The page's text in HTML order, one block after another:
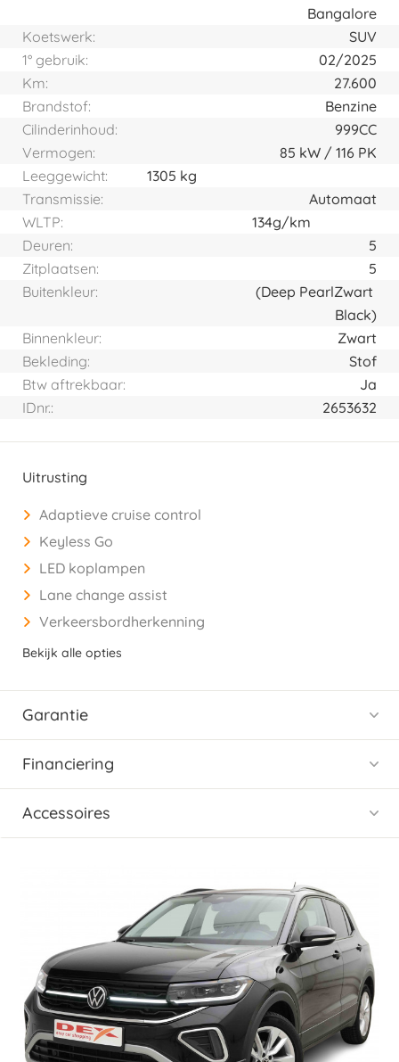
Bangalore
Koetswerk:
SUV
1° gebruik:
02/2025
Km:
27.600
Brandstof:
Benzine
Cilinderinhoud:
999CC
Vermogen:
85 kW 116PK
Leeggewicht:
1305 kg
Transmissie:
Automaat
WLTP:
134g/km
Deuren:
5
Zitplaatsen:
5
Buitenkleur:
Zwart
(Deep Pearl
Black)
Binnenkleur:
Zwart
Bekleding:
Stof
Btw aftrekbaar:
Ja
IDnr.:
2653632
Uitrusting
Adaptieve cruise control
Keyless Go
LED koplampen
Lane change assist
Verkeersbordherkenning
Bekijk alle opties
Garantie
Financiering
Accessoires